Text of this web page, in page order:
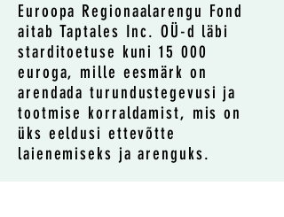
Euroopa Regionaalarengu Fond
aitab Taptales Inc. OÜ-d läbi
starditoetuse kuni 15 000
euroga, mille eesmärk on
arendada turundustegevusi ja
tootmise korraldamist, mis on
üks eeldusi ettevõtte
laienemiseks ja arenguks.